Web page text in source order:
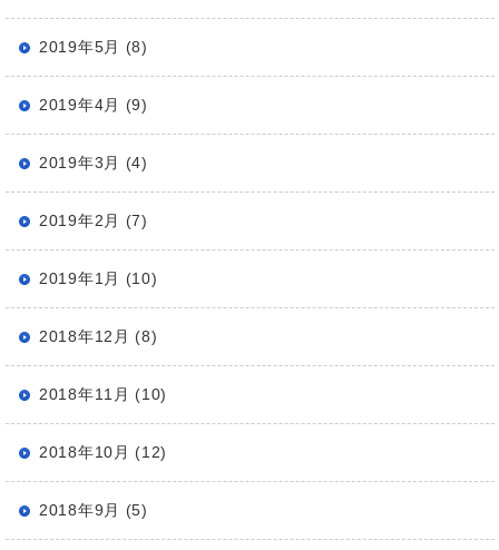
2019年5月 (8)
2019年4月 (9)
2019年3月 (4)
2019年2月 (7)
2019年1月 (10)
2018年12月 (8)
2018年11月 (10)
2018年10月 (12)
2018年9月 (5)